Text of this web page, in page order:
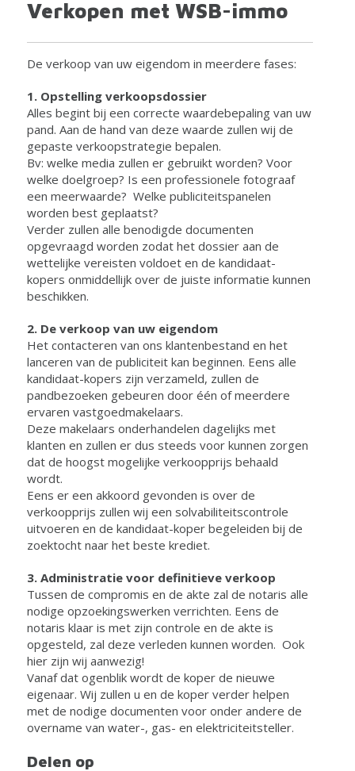
Verkopen met WSB-immo
De verkoop van uw eigendom in meerdere fases:
1. Opstelling verkoopsdossier
Alles begint bij een correcte waardebepaling van uw
pand. Aan de hand van deze waarde zullen wij de
gepaste verkoopstrategie bepalen.
Bv: welke media zullen er gebruikt worden? Voor
welke doelgroep? Is een professionele fotograaf
een meerwaarde? Welke publiciteitspanelen
worden best geplaatst?
Verder zullen alle benodigde documenten
opgevraagd worden zodat het dossier aan de
wettelijke vereisten voldoet en de kandidaat-
kopers onmiddellijk over de juiste informatie kunnen
beschikken.
2. De verkoop van uw eigendom
Het contacteren van ons klantenbestand en het
lanceren van de publiciteit kan beginnen. Eens alle
kandidaat-kopers zijn verzameld, zullen de
pandbezoeken gebeuren door één of meerdere
ervaren vastgoedmakelaars.
Deze makelaars onderhandelen dagelijks met
klanten en zullen er dus steeds voor kunnen zorgen
dat de hoogst mogelijke verkoopprijs behaald
wordt.
Eens er een akkoord gevonden is over de
verkoopprijs zullen wij een solvabiliteitscontrole
uitvoeren en de kandidaat-koper begeleiden bij de
zoektocht naar het beste krediet.
3. Administratie voor definitieve verkoop
Tussen de compromis en de akte zal de notaris alle
nodige opzoekingswerken verrichten. Eens de
notaris klaar is met zijn controle en de akte is
opgesteld, zal deze verleden kunnen worden. Ook
hier zijn wij aanwezig!
Vanaf dat ogenblik wordt de koper de nieuwe
eigenaar. Wij zullen u en de koper verder helpen
met de nodige documenten voor onder andere de
overname van water-, gas- en elektriciteitsteller.
Delen op